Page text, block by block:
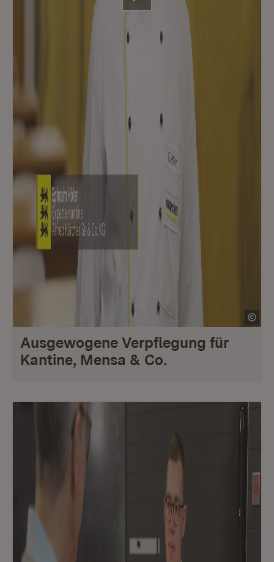
Ausgewogene Verpflegung für
Kantine, Mensa & Co.